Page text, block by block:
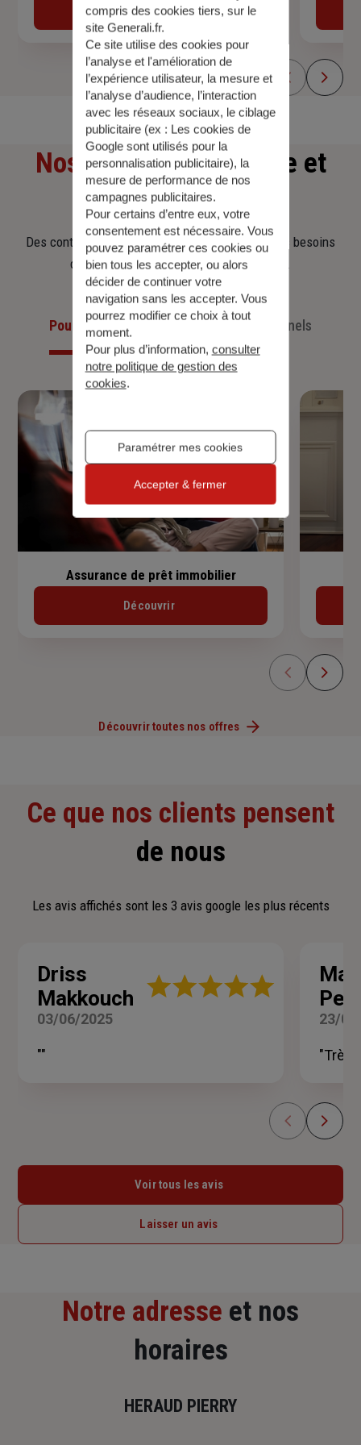
Obtenir une estimation
Nos offresd'assurance et
d'épargne
Des contrats clairs et flexibles pour sécuriser vos besoins
d’aujourd’hui et anticiper ceux de demain.
Pour les particuliers Pour les professionnels
Assurance de prêt immobilier
Découvrir
Découvrir toutes nos offres
Ce que nos clients pensent
de nous
Les avis affichés sont les 3 avis google les plus récents
Driss
Makkouch
Note
03/06/2025
""
23/
"Très
Voir tous les avis
Laisser un avis
Notre adresse et nos
horaires
HERAUD PIERRY
compris des cookies tiers, sur le
site Generali.fr.
Ce site utilise des cookies pour
l’analyse et l'amélioration de
l’expérience utilisateur, la mesure et
l’analyse d’audience, l’interaction
avec les réseaux sociaux, le ciblage
publicitaire (ex : Les cookies de
Google sont utilisés pour la
personnalisation publicitaire), la
mesure de performance de nos
campagnes publicitaires.
Pour certains d’entre eux, votre
consentement est nécessaire. Vous
pouvez paramétrer ces cookies ou
bien tous les accepter, ou alors
décider de continuer votre
navigation sans les accepter. Vous
pourrez modifier ce choix à tout
moment.
Pour plus d’information, consulter
notre politique de gestion des
cookies.
Paramétrer mes cookies
Accepter & fermer